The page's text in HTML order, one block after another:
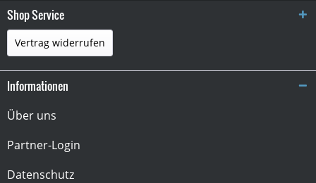
Shop Service
Vertrag widerrufen
Informationen
Über uns
Partner-Login
Datenschutz